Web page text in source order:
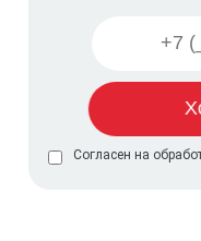
Согласен на